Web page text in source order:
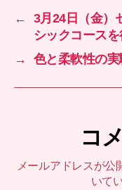
←
3月24日（金
シックコースを
→
色と柔軟性の
コ
メールアドレスが公
いて